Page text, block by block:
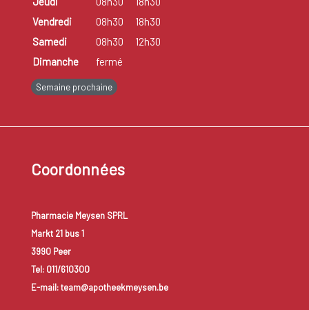
Vendredi
08h30
18h30
Samedi
08h30
12h30
Dimanche
fermé
Semaine prochaine
Coordonnées
Pharmacie Meysen SPRL
Markt 21 bus 1
3990 Peer
Tel: 011/610300
E-mail: team@apotheekmeysen.be